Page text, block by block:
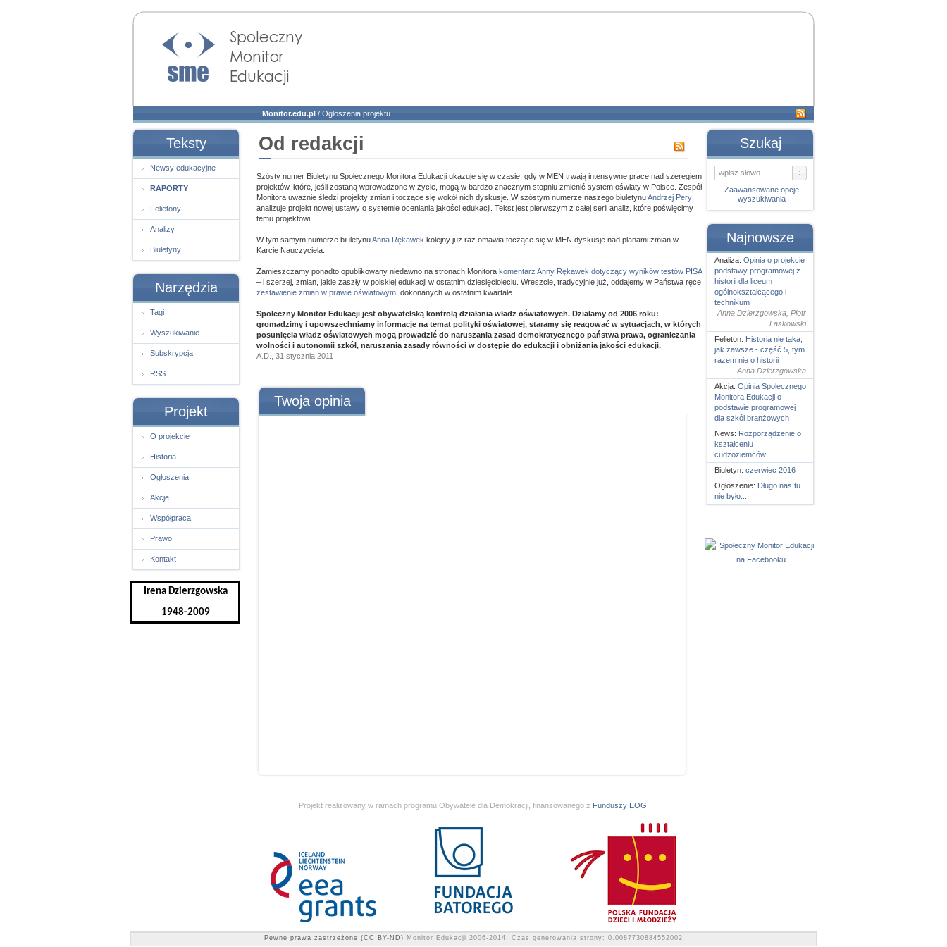
Społeczny Monitor
Edukacji
Monitor.edu.pl / Ogłoszenia projektu
Teksty
Newsy edukacyjne
RAPORTY
Felietony
Analizy
Biuletyny
Narzędzia
Tagi
Wyszukiwanie
Subskrypcja
RSS
Projekt
O projekcie
Historia
Ogłoszenia
Akcje
Współpraca
Prawo
Kontakt
Irena Dzierzgowska
1948-2009
Od redakcji
Szósty numer Biuletynu Społecznego Monitora Edukacji ukazuje się w czasie, gdy w MEN trwają intensywne prace nad szeregiem
projektów, które, jeśli zostaną wprowadzone w życie, mogą w bardzo znacznym stopniu zmienić system oświaty w Polsce. Zespół
Monitora uważnie śledzi projekty zmian i toczące się wokół nich dyskusje. W szóstym numerze naszego biuletynuAndrzej Pery
analizuje projekt nowej ustawy o systemie oceniania jakości edukacji. Tekst jest pierwszym z całej serii analiz, które poświęcimy
temu projektowi.
W tym samym numerze biuletynuAnna Rękawek kolejny już raz omawia toczące się w MEN dyskusje nad planami zmian w
Karcie Nauczyciela.
Zamieszczamy ponadto opublikowany niedawno na stronach Monitora komentarz Anny Rękawek dotyczący wyników testów PISA
– i szerzej, zmian, jakie zaszły w polskiej edukacji w ostatnim dziesięcioleciu. Wreszcie, tradycyjnie już, oddajemy w Państwa ręce
zestawienie zmian w prawie oświatowym , dokonanych w ostatnim kwartale.
Społeczny Monitor Edukacji jest obywatelską kontrolą działania władz oświatowych. Działamy od 2006 roku:
gromadzimy i upowszechniamy informacje na temat polityki oświatowej, staramy się reagować w sytuacjach, w których
posunięcia władz oświatowych mogą prowadzić do naruszania zasad demokratycznego państwa prawa, ograniczania
wolności i autonomii szkół, naruszania zasady równości w dostępie do edukacji i obniżania jakości edukacji.
A.D., 31 stycznia 2011
Twoja opinia
Szukaj
Zaawansowane opcje
wyszukiwania
Najnowsze
Analiza: Opinia o projekcie
podstawy programowej z
historii dla liceum
ogólnokształcącego i
technikum
Anna Dzierzgowska, Piotr
Laskowski
Felieton: Historia nie taka,
jak zawsze - część 5, tym
razem nie o historii
Anna Dzierzgowska
Akcja: Opinia Spolecznego
Monitora Edukacji o
podstawie programowej
dla szkól branżowych
News: Rozporządzenie o
kształceniu
cudzoziemców
Biuletyn: czerwiec 2016
Ogłoszenie: Długo nas tu
nie było...
Projekt realizowany w ramach programu Obywatele dla Demokracji, finansowanego z Funduszy EOG
Pewne prawa zastrzeżone (CC BY-ND) Monitor Edukacji 2006-2014. Czas generowania strony: 0.0087730884552002